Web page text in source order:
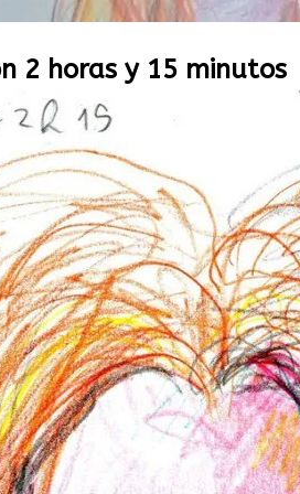
2 horas y 15 minutos